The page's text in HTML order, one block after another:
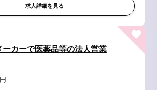
業担...求人詳細を見る
ーカーで医薬品等の法人営業